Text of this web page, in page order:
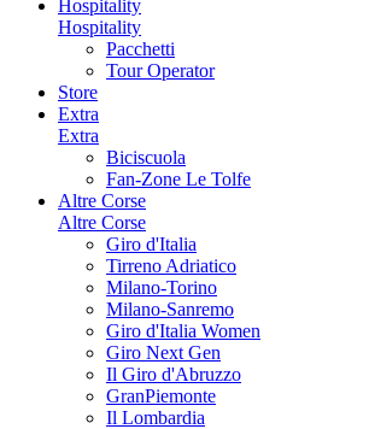
Hospitality
Hospitality
Pacchetti
Tour Operator
Store
Extra
Extra
Biciscuola
Fan-Zone Le Tolfe
Altre Corse
Altre Corse
Giro d'Italia
Tirreno Adriatico
Milano-Torino
Milano-Sanremo
Giro d'Italia Women
Giro Next Gen
Il Giro d'Abruzzo
GranPiemonte
Il Lombardia